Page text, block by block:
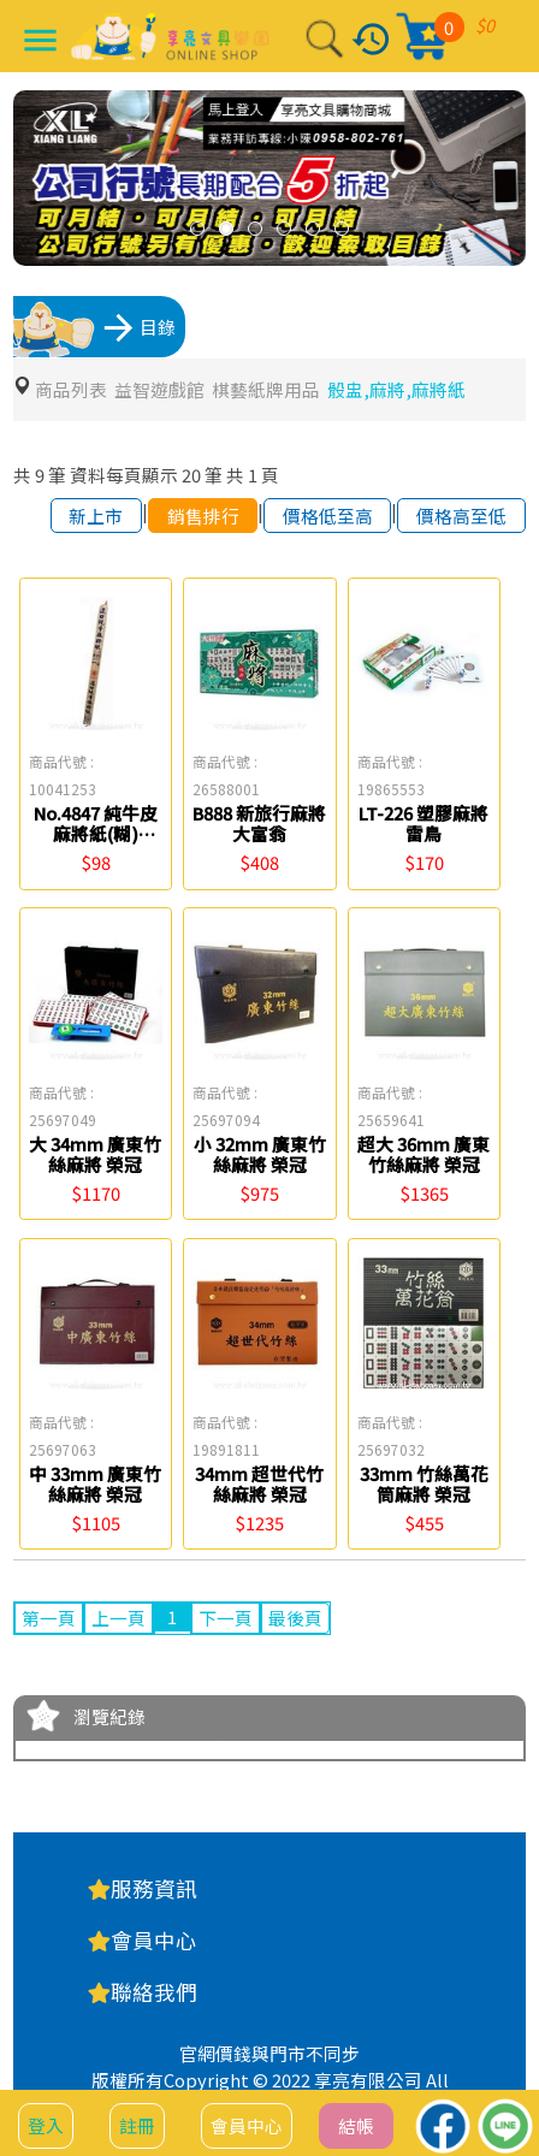
menu
登入 註冊 會員中心 結帳
history $0
0
arrow_forward 目錄
商品列表 益智遊戲館 棋藝紙牌用品 骰盅,麻將,麻將紙
共 9筆 資料每頁顯示 20筆 共 1頁
新上市
| 銷售排行 | 價格低至高 | 價格高至低
商品代號 :
10041253
No.4847 純牛皮
麻將紙(糊)
88cm*88cm 萬
國
$98
商品代號 :
26588001
B888 新旅行麻將
大富翁
$408
商品代號 :
19865553
LT-226 塑膠麻將
雷鳥
$170
商品代號 :
25697049
大 34mm 廣東竹
絲麻將 榮冠
$1170
商品代號 :
25697094
小 32mm 廣東竹
絲麻將 榮冠
$975
商品代號 :
25659641
超大 36mm 廣東
竹絲麻將 榮冠
$1365
商品代號 :
25697063
中 33mm 廣東竹
絲麻將 榮冠
$1105
商品代號 :
19891811
34mm 超世代竹
絲麻將 榮冠
$1235
商品代號 :
25697032
33mm 竹絲萬花
筒麻將 榮冠
$455
第一頁 上一頁 1 下一頁 最後頁
瀏覽紀錄
服務資訊
會員中心
聯絡我們
官網價錢與門市不同步
版權所有Copyright © 2022 享亮有限公司 All
Rights Reserved.
隱私權政策